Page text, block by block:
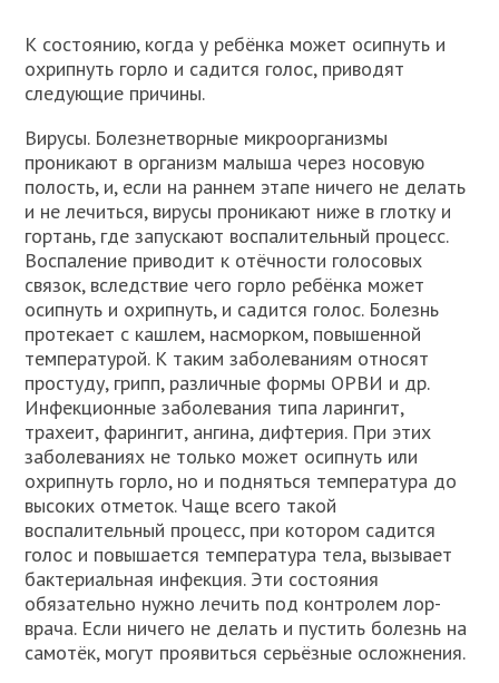
К состоянию, когда у ребёнка может осипнуть и
охрипнуть горло и садится голос, приводят
следующие причины.
Вирусы. Болезнетворные микроорганизмы
проникают в организм малыша через носовую
полость, и, если на раннем этапе ничего не делать
и не лечиться, вирусы проникают ниже в глотку и
гортань, где запускают воспалительный процесс.
Воспаление приводит к отёчности голосовых
связок, вследствие чего горло ребёнка может
осипнуть и охрипнуть, и садится голос. Болезнь
протекает с кашлем, насморком, повышенной
температурой. К таким заболеваниям относят
простуду, грипп, различные формы ОРВИ и др.
Инфекционные заболевания типа ларингит,
трахеит, фарингит, ангина, дифтерия. При этих
заболеваниях не только может осипнуть или
охрипнуть горло, но и подняться температура до
высоких отметок. Чаще всего такой
воспалительный процесс, при котором садится
голос и повышается температура тела, вызывает
бактериальная инфекция. Эти состояния
обязательно нужно лечить под контролем лор-
врача. Если ничего не делать и пустить болезнь на
самотёк, могут проявиться серьёзные осложнения.